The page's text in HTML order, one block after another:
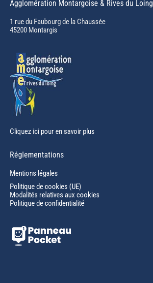
opens
in
new
Agglomération Montargoise & Rives du Loing
1 rue du Faubourg de la Chaussée
45200 Montargis
Cliquez ici pour en savoir plus
Réglementations
Mentions légales
Politique de cookies (UE)
Modalités relatives aux cookies
Politique de confidentialité